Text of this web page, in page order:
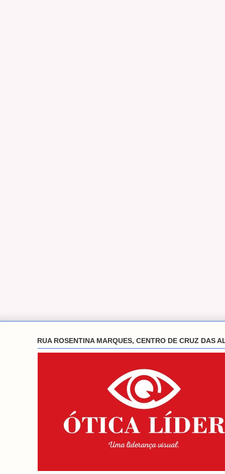
RUA ROSENTINA MARQUES, CENTRO DE CRUZ DAS